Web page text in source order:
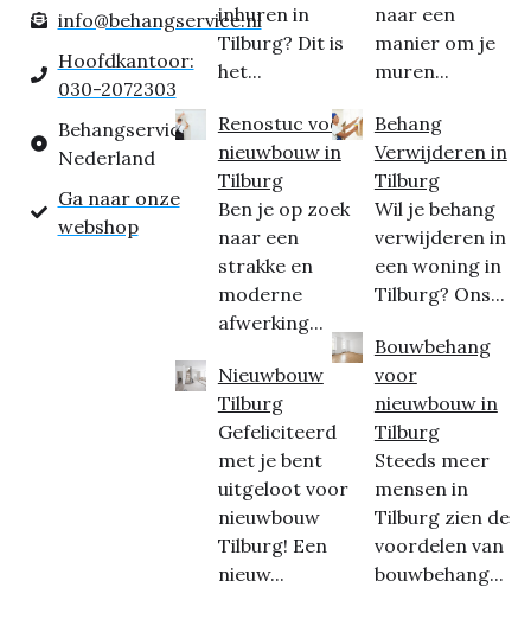
info@behangservice.nl
Hoofdkantoor:
030-2072303
Behangservice
Nederland
Ga naar onze
webshop
inhuren in
Tilburg? Dit is
het...
Renostuc voor
nieuwbouw in
Tilburg
Ben je op zoek
naar een
strakke en
moderne
afwerking...
Nieuwbouw
Tilburg
Gefeliciteerd
met je bent
uitgeloot voor
nieuwbouw
Tilburg! Een
nieuw...
naar een
manier om je
muren...
Behang
Verwijderen in
Tilburg
Wil je behang
verwijderen in
een woning in
Tilburg? Ons...
Bouwbehang
voor
nieuwbouw in
Tilburg
Steeds meer
mensen in
Tilburg zien de
voordelen van
bouwbehang...